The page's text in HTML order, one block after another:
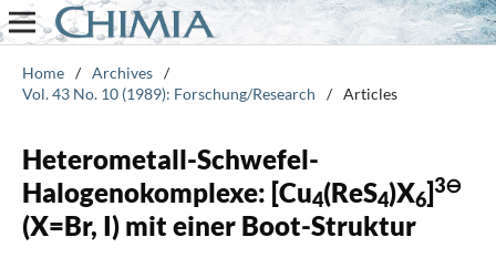
Home / Archives /
Vol. 43 No. 10 (1989): Forschung/Research
/ Articles
Heterometall-Schwefel-
Halogenokomplexe: [Cu4(ReS4)X6]3⊖
(X=Br, I) mit einer Boot-Struktur